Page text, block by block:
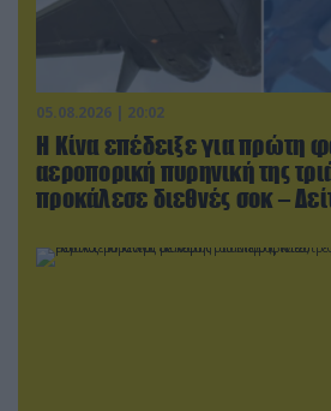
05.08.2026 | 20:02
Η Κίνα επέδειξε για πρώτη
αεροπορική πυρηνική της
προκάλεσε διεθνές σοκ –